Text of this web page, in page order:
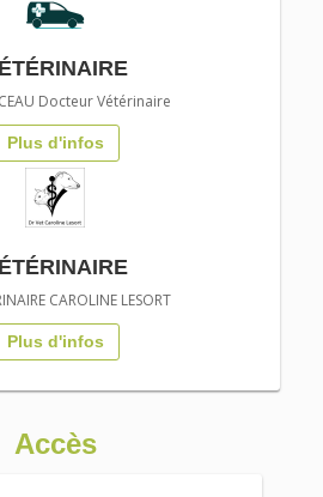
Docteur Vétérinaire
Plus d'infos
CAROLINE LESORT
Plus d'infos
Accès